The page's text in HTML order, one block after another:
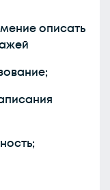
описать